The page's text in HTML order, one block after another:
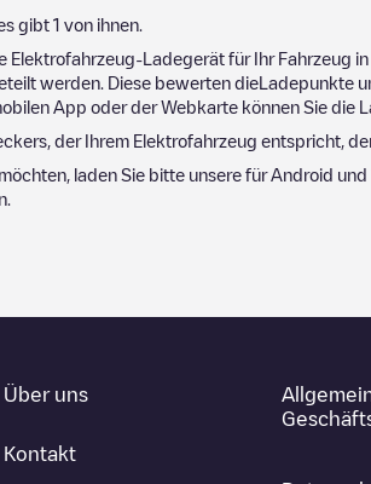
gibt 1 von ihnen.
Elektrofahrzeug-Ladegerät für Ihr Fahrzeug in
werden. Diese bewerten dieLadepunkte
App oder der Webkarte können Sie die
der Ihrem Elektrofahrzeug entspricht,
möchten, laden Sie bitte unsere für Android
Über uns
Kontakt